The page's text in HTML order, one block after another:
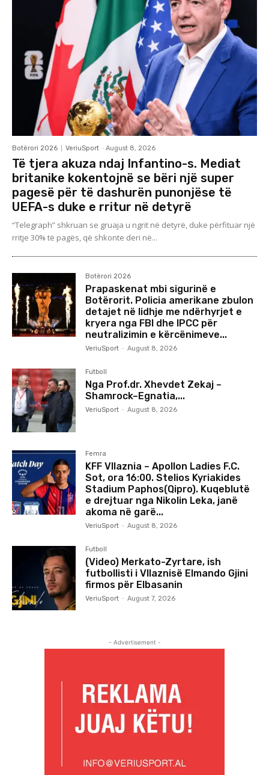
Botërori 2026 VeriuSport - August 8, 2026
Të tjera akuza ndaj Infantino-s. Mediat
britanike kokentojnë se bëri një super
pagesë për të dashurën punonjëse të
UEFA-s duke e rritur në detyrë
“Telegraph” shkruan se gruaja u ngrit në detyrë, duke përfituar një
rritje 30% të pagës, që shkonte deri në...
Botërori 2026
Prapaskenat mbi sigurinë e
Botërorit. Policia amerikane zbulon
detajet në lidhje me ndërhyrjet e
kryera nga FBI dhe IPCC për
neutralizimin e kërcënimeve...
VeriuSport - August 8, 2026
Futboll
Nga Prof.dr. Xhevdet Zekaj –
Shamrock–Egnatia,...
VeriuSport - August 8, 2026
Femra
KFF Vllaznia – Apollon Ladies F.C.
Sot, ora 16:00. Stelios Kyriakides
Stadium Paphos(Qipro). Kuqeblutë
e drejtuar nga Nikolin Leka, janë
akoma në garë...
VeriuSport - August 8, 2026
Futboll
(Video) Merkato-Zyrtare, ish
futbollisti i Vllaznisë Elmando Gjini
firmos për Elbasanin
VeriuSport - August 7, 2026
- Advertisement -